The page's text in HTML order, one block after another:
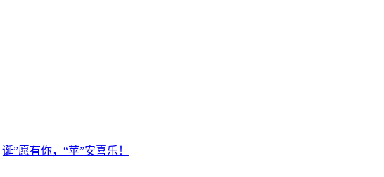
”愿有你，“苹”安喜乐！